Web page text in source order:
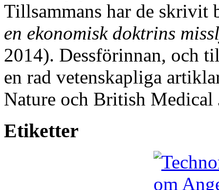
Tillsammans har de skrivit
en ekonomisk doktrins
2014). Dessförinnan, och
en rad vetenskapliga
Nature och British Medical
Etiketter